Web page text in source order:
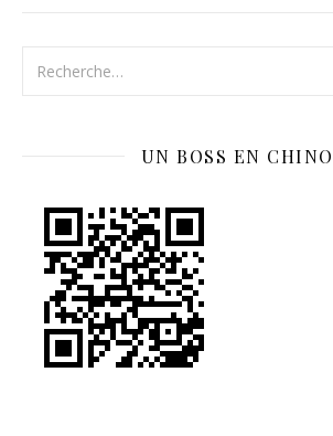
UN BOSS EN